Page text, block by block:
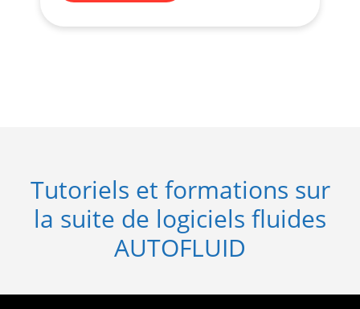
Tutoriels et formations sur
la suite de logiciels fluides
AUTOFLUID